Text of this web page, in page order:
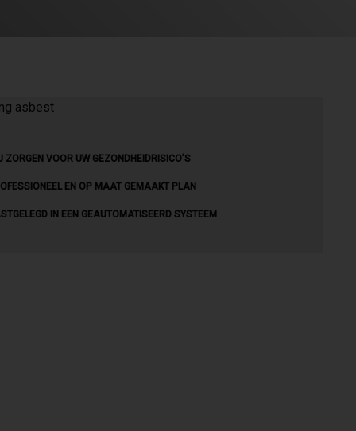
ZORGEN VOOR UW GEZONDHEIDRISICO’S
EN OP MAAT GEMAAKT PLAN
IN EEN GEAUTOMATISEERD SYSTEEM